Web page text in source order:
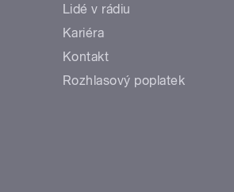
Lidé v rádiu
Kariéra
Kontakt
Rozhlasový poplatek